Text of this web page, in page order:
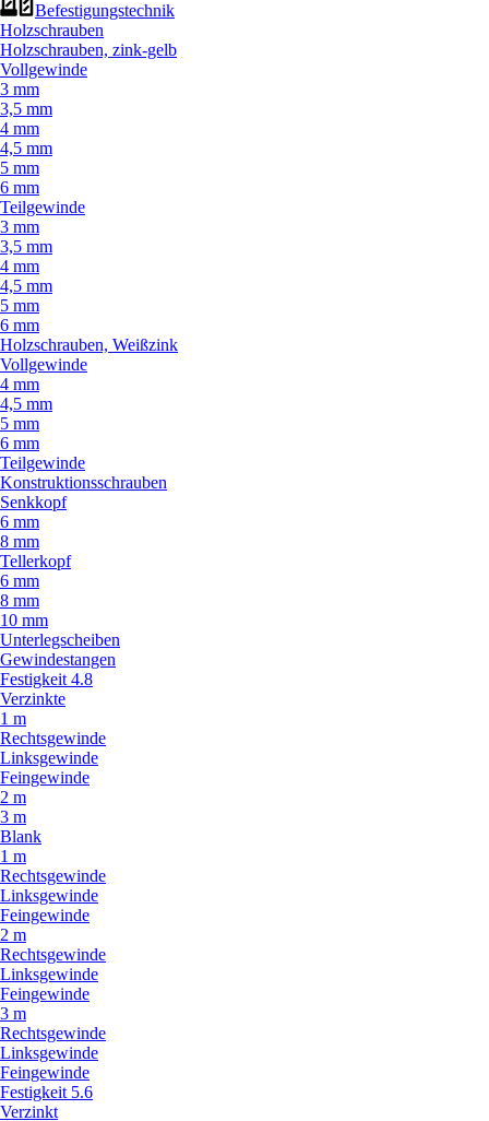
Befestigungstechnik
Holzschrauben
Holzschrauben, zink-gelb
Vollgewinde
3 mm
3,5 mm
4 mm
4,5 mm
5 mm
6 mm
Teilgewinde
3 mm
3,5 mm
4 mm
4,5 mm
5 mm
6 mm
Holzschrauben, Weißzink
Vollgewinde
4 mm
4,5 mm
5 mm
6 mm
Teilgewinde
Konstruktionsschrauben
Senkkopf
6 mm
8 mm
Tellerkopf
6 mm
8 mm
10 mm
Unterlegscheiben
Gewindestangen
Festigkeit 4.8
Verzinkte
1 m
Rechtsgewinde
Linksgewinde
Feingewinde
2 m
3 m
Blank
1 m
Rechtsgewinde
Linksgewinde
Feingewinde
2 m
Rechtsgewinde
Linksgewinde
Feingewinde
3 m
Rechtsgewinde
Linksgewinde
Feingewinde
Festigkeit 5.6
Verzinkt